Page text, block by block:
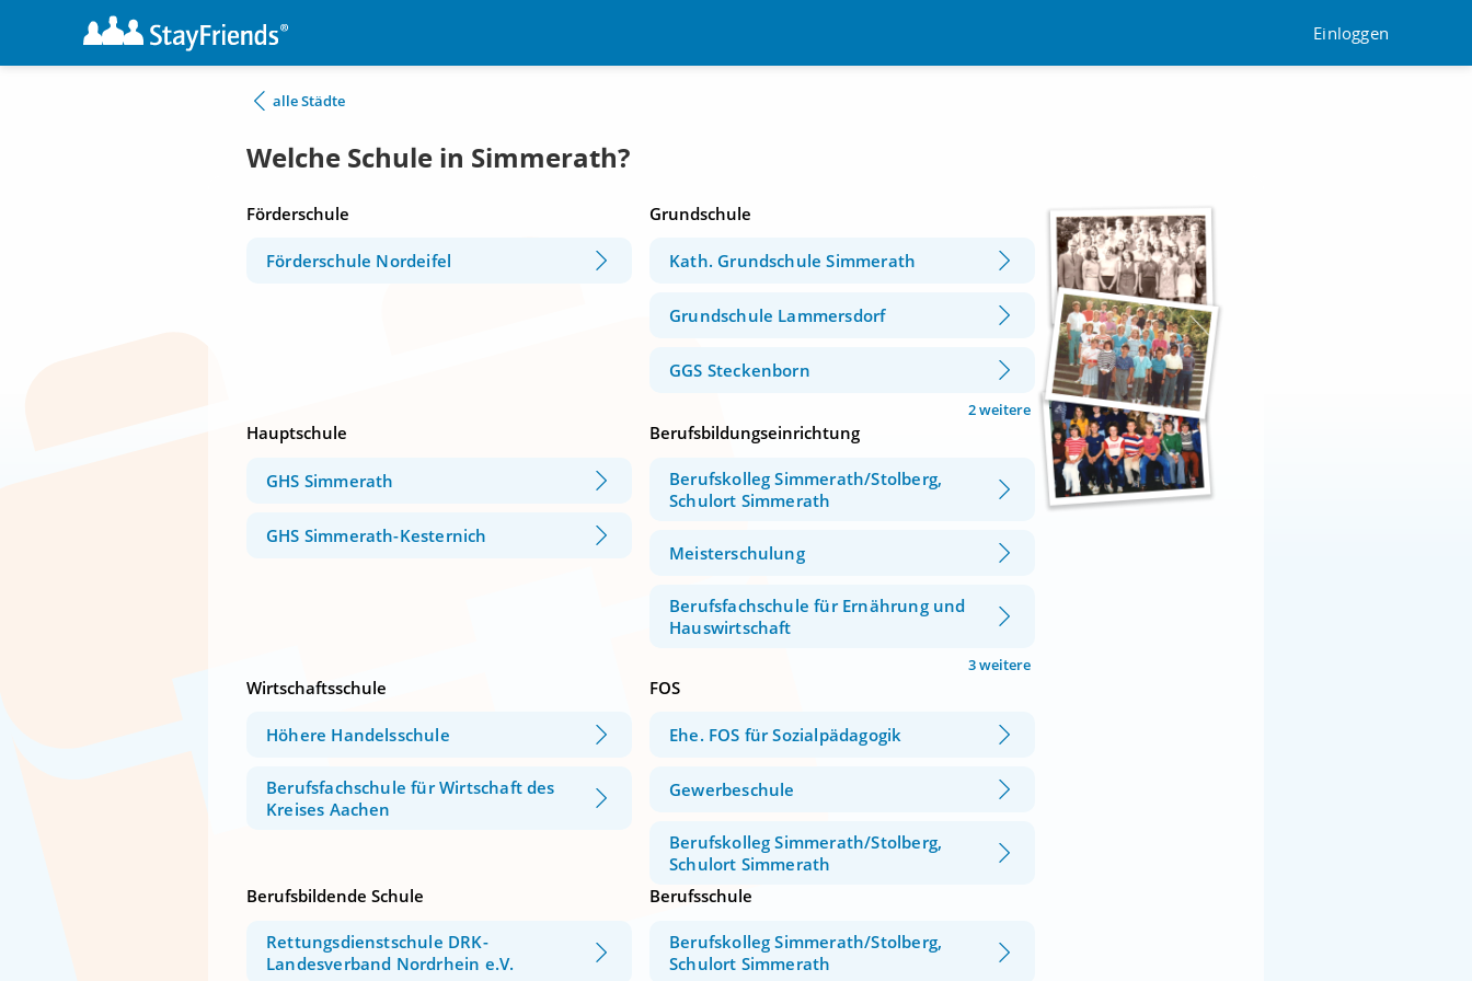
Einloggen
alle Städte
Welche Schule in Simmerath?
Förderschule
Förderschule Nordeifel
Grundschule
Kath. Grundschule Simmerath
Grundschule Lammersdorf
GGS Steckenborn
2 weitere
Hauptschule
GHS Simmerath
GHS Simmerath-Kesternich
Berufsbildungseinrichtung
Berufskolleg Simmerath/Stolberg,
Schulort Simmerath
Meisterschulung
Berufsfachschule für Ernährung und
Hauswirtschaft
3 weitere
Wirtschaftsschule
Höhere Handelsschule
Berufsfachschule für Wirtschaft des
Kreises Aachen
FOS
Ehe. FOS für Sozialpädagogik
Gewerbeschule
Berufskolleg Simmerath/Stolberg,
Schulort Simmerath
Berufsbildende Schule
Rettungsdienstschule DRK-
Landesverband Nordrhein e.V.
Berufsschule
Berufskolleg Simmerath/Stolberg,
Schulort Simmerath